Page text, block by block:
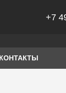
+7
КОНТАКТЫ